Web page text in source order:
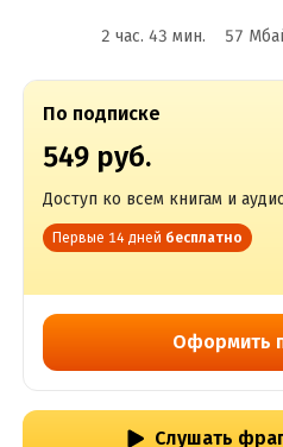
2 час. 43 мин. 57
По подписке
549 руб.
Доступ ко всем книгам и
Первые 14 дней бесплатно
Оформить
Слушать